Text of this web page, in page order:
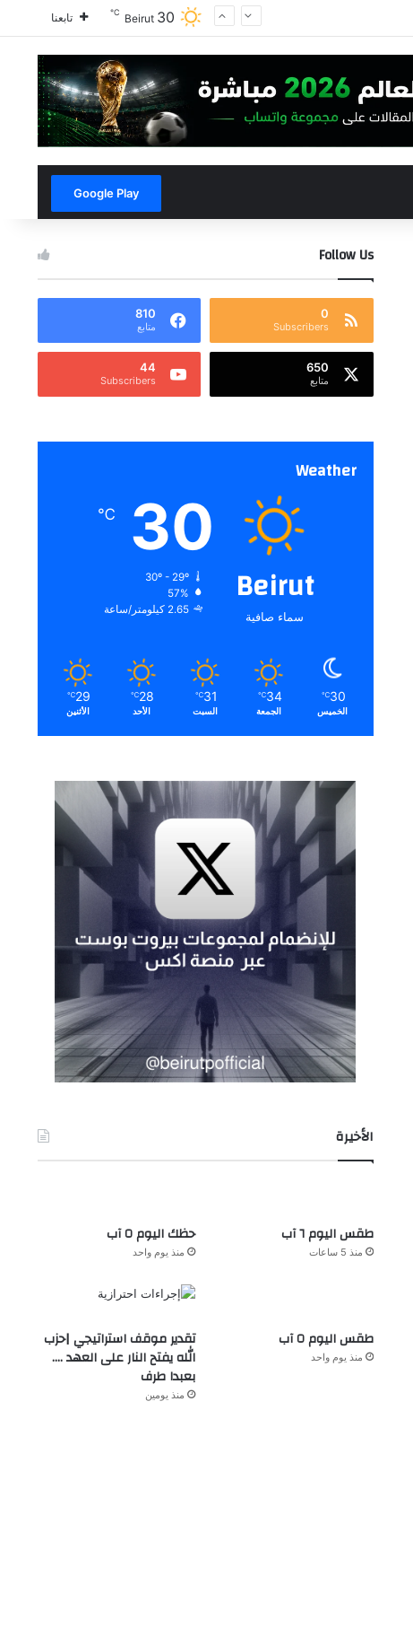
Beirut 30
℃ تابعنا
Google Play
Follow Us
0
Subscribers
810
متابع
650
متابع
44
Subscribers
Weather
Beirut
سماء صافية
30
℃
30º - 29º
57%
2.65 كيلومتر/ساعة
30
℃
الخميس
34
℃
الجمعة
31
℃
السبت
28
℃
الأحد
29
℃
الأثنين
الأخيرة
طقس اليوم ٦ آب
منذ 5 ساعات
حظك اليوم ٥ آب
منذ يوم واحد
طقس اليوم ٥ آب
منذ يوم واحد
تقدير موقف استراتيجي |حزب
الله يفتح النار على العهد ….
بعبدا طرف
منذ يومين